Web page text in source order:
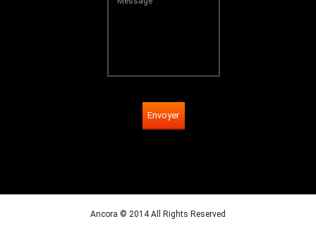
Envoyer
Ancora © 2014 All Rights Reserved